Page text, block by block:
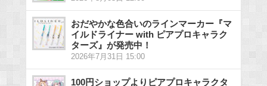
おだやかな色合いのラインマーカー『マ
イルドライナー with ピアプロキャラク
ターズ』が発売中！
2026年7月31日 15:00
100円ショップよりピアプロキャラクタ